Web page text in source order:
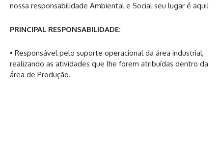
nossa responsabilidade Ambiental e Social seu lugar é aqui!
PRINCIPAL RESPONSABILIDADE:
• Responsável pelo suporte operacional da área industrial,
realizando as atividades que lhe forem atribuídas dentro da
área de Produção.